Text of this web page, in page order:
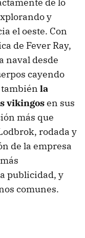
y
el oeste. Con
de Fever Ray,
naval desde
cayendo
también la
vikingosen sus
más que
rodada y
de la empresa
publicidad, y
comunes.